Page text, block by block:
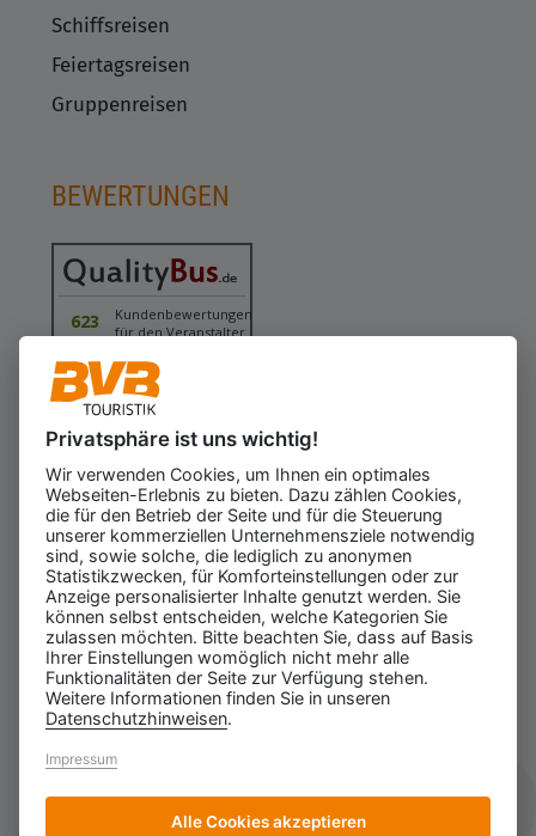
Schiffsreisen
Feiertagsreisen
Gruppenreisen
BEWERTUNGEN
623
Kundenbewertungen
für den Veranstalter
Gesamtbewertung
4.43von 5.00
Weiterempfehlung
97%
08.08.2026 ⓘ Echte Bewertungen
Impressum
Datenschutzerklärung
Privatsphäre ist uns wichtig!
Wir verwenden Cookies, um Ihnen ein optimales
Webseiten-Erlebnis zu bieten. Dazu zählen Cookies,
die für den Betrieb der Seite und für die Steuerung
unserer kommerziellen Unternehmensziele notwendig
sind, sowie solche, die lediglich zu anonymen
Statistikzwecken, für Komforteinstellungen oder zur
Anzeige personalisierter Inhalte genutzt werden. Sie
können selbst entscheiden, welche Kategorien Sie
zulassen möchten. Bitte beachten Sie, dass auf Basis
Ihrer Einstellungen womöglich nicht mehr alle
Funktionalitäten der Seite zur Verfügung stehen.
Weitere Informationen finden Sie in unseren
Datenschutzhinweisen.
Impressum
Alle Cookies akzeptieren